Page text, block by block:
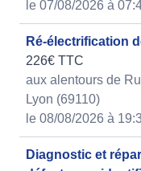
le 07/08/2026 à
Ré-électrification
226€ TTC
aux alentours de
Lyon (69110)
le 08/08/2026 à
Diagnostic et